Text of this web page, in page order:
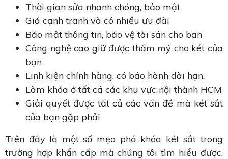
Thời gian sửa nhanh chóng, bảo mật
Giá cạnh tranh và có nhiều ưu đãi
Bảo mật thông tin, bảo vệ tài sản cho bạn
Công nghệ cao giữ được thẩm mỹ cho két của
bạn
Linh kiện chính hãng, có bảo hành dài hạn.
Làm khóa ở tất cả các khu vực nội thành HCM
Giải quyết được tất cả các vấn đề mà két sắt
của bạn gặp phải
Trên đây là một số mẹo phá khóa két sắt trong
trường hợp khẩn cấp mà chúng tôi tìm hiểu được.